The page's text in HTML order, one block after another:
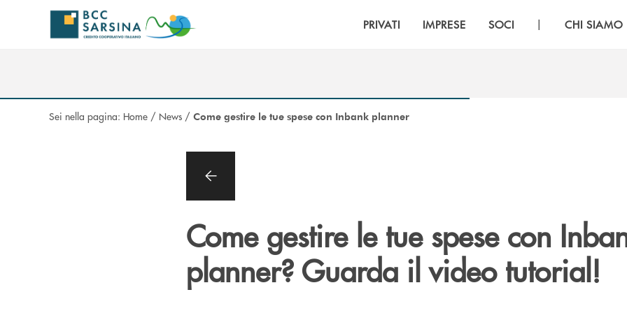
Salta al contenuto principale
PRIVATI IMPRESE SOCI | CHI SIAMO
Sei nella pagina: Home / News / Come gestire le tue spese con Inbank planner
Come gestire le tue spese con
planner? Guarda il video tutorial!